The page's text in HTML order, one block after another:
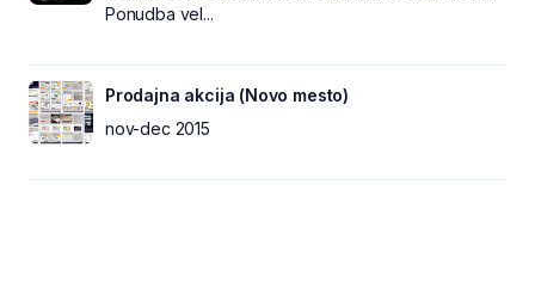
Ponudba vel...
Prodajna akcija (Novo mesto)
nov-dec 2015